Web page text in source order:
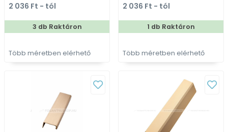
fém fogantyú
2 036 Ft - tól
3 db Raktáron
Több méretben elérhető
színes fém
2 036 Ft - tól
1 db Raktáron
Több méretben elérhető